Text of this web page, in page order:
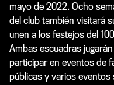
mayo de 2022. Ocho
del club también visitará
unen a los festejos del
Ambas escuadras
participar en eventos de
públicas y varios eventos